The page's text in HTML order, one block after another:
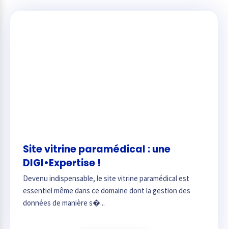
Site vitrine paramédical : une
DIGI•Expertise !
Devenu indispensable, le site vitrine paramédical est
essentiel même dans ce domaine dont la gestion des
données de manière s�...